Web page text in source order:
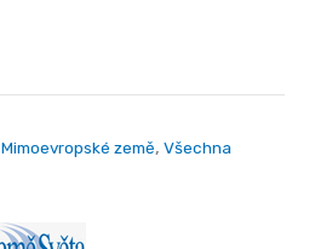
Mimoevropské země, Všechna